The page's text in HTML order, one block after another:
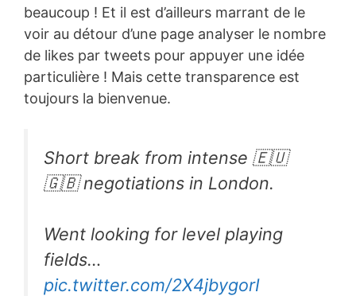
beaucoup ! Et il est d’ailleurs marrant de le
voir au détour d’une page analyser le nombre
de likes par tweets pour appuyer une idée
particulière ! Mais cette transparence est
toujours la bienvenue.
Short break from intense 🇪🇺
🇬🇧 negotiations in London.
Went looking for level playing
fields…
pic.twitter.com/2X4jbygorI